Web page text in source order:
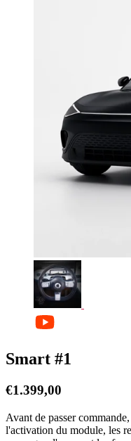
Smart #1
€1.399,00
Avant de passer
l'activation du module, les